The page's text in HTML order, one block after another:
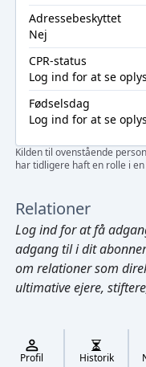
Cmd/Ctrl + K
Adressebeskyttet
Nej
CPR-status
Log ind for at se
Fødselsdag
Log ind for at se
Kilden til ovenstående
har tidligere haft en rolle i
Relationer
Log indfor at få
adgang til i dit
om relationer som
ultimative ejere,
Profil Historik